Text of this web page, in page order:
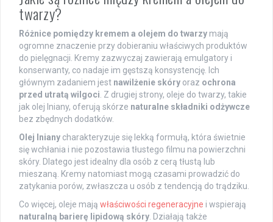
twarzy?
Różnice pomiędzy kremem a olejem do twarzy mają
ogromne znaczenie przy dobieraniu właściwych produktów
do pielęgnacji. Kremy zazwyczaj zawierają emulgatory i
konserwanty, co nadaje im gęstszą konsystencję. Ich
głównym zadaniem jest nawilżenie skóry oraz ochrona
przed utratą wilgoci . Z drugiej strony, oleje do twarzy, takie
jak olej lniany, oferują skórze naturalne składniki odżywcze
bez zbędnych dodatków.
Olej lniany charakteryzuje się lekką formułą, która świetnie
się wchłania i nie pozostawia tłustego filmu na powierzchni
skóry. Dlatego jest idealny dla osób z cerą tłustą lub
mieszaną. Kremy natomiast mogą czasami prowadzić do
zatykania porów, zwłaszcza u osób z tendencją do trądziku.
Co więcej, oleje mają właściwości regeneracyjne i wspierają
naturalną barierę lipidową skóry . Działają także